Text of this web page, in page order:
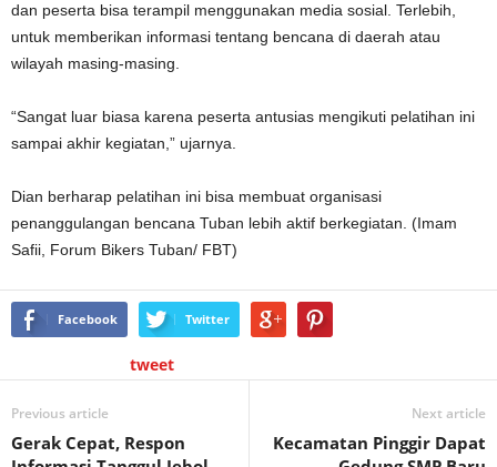
dan peserta bisa terampil menggunakan media sosial. Terlebih,
untuk memberikan informasi tentang bencana di daerah atau
wilayah masing-masing.
“Sangat luar biasa karena peserta antusias mengikuti pelatihan ini
sampai akhir kegiatan,” ujarnya.
Dian berharap pelatihan ini bisa membuat organisasi
penanggulangan bencana Tuban lebih aktif berkegiatan. (Imam
Safii, Forum Bikers Tuban/ FBT)
Facebook Twitter
tweet
Previous article
Gerak Cepat, Respon
Next article
Kecamatan Pinggir Dapat